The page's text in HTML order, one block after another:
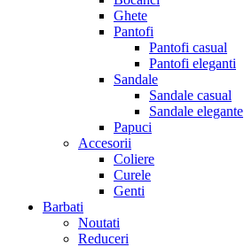
Ghete
Pantofi
Pantofi casual
Pantofi eleganti
Sandale
Sandale casual
Sandale elegante
Papuci
Accesorii
Coliere
Curele
Genti
Barbati
Noutati
Reduceri